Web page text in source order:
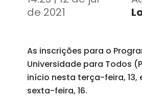
de 2021
As inscrições para o
Universidade para Todos
início nesta terça-feira, 13,
sexta-feira, 16.